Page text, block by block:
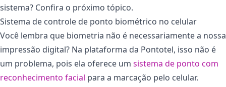
sistema? Confira o próximo tópico.
Sistema de controle de ponto biométrico no celular
Você lembra que biometria não é necessariamente a nossa
impressão digital? Na plataforma da Pontotel, isso não é
um problema, pois ela oferece um sistema de ponto com
reconhecimento facial para a marcação pelo celular.